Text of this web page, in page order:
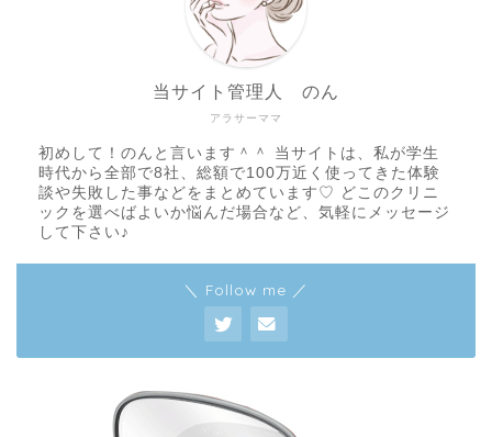
アラサーママ
当サイト管理人 のん
初めして！のんと言います＾＾ 当サイトは、私が学生
時代から全部で8社、総額で100万近く使ってきた体験
談や失敗した事などをまとめています♡ どこのクリニ
ックを選べばよいか悩んだ場合など、気軽にメッセージ
して下さい♪
＼ Follow me ／